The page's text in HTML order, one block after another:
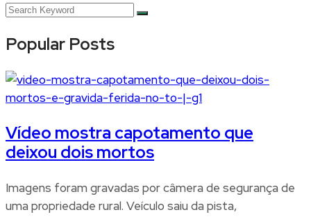
Popular Posts
Vídeo mostra capotamento que
deixou dois mortos
Imagens foram gravadas por câmera de segurança de
uma propriedade rural. Veículo saiu da pista,